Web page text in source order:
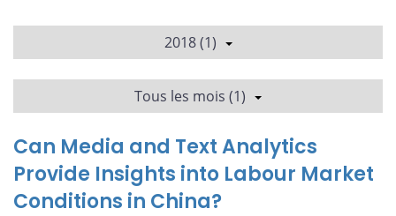
2018 (1)
Tous les mois (1)
Can Media and Text Analytics
Provide Insights into Labour Market
Conditions in China?